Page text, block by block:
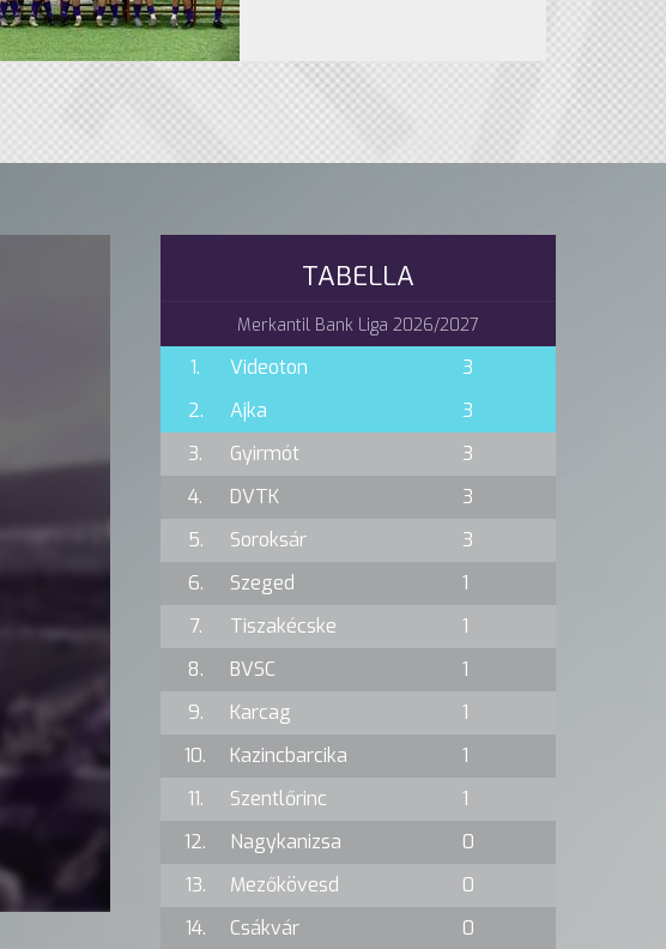
TABELLA
Merkantil Bank Liga 2026/2027
1. Videoton
3
2.
Ajka
3
3.
Gyirmót
3
4.
DVTK
3
5.
Soroksár
3
6.
Szeged
1
7.
Tiszakécske
1
8.
BVSC
1
9.
Karcag
1
10.
Kazincbarcika
1
11.
Szentlőrinc
1
12.
Nagykanizsa
0
13.
Mezőkövesd
0
14.
Csákvár
0